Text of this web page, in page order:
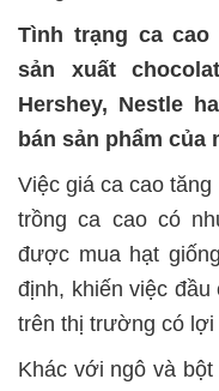
Tình trạng ca
sản xuất
Hershey, Nestle
bán sản phẩm của
Việc giá ca cao
trồng ca cao có
được mua hạt
định, khiến việc
trên thị trường có lợi
Khác với ngô và